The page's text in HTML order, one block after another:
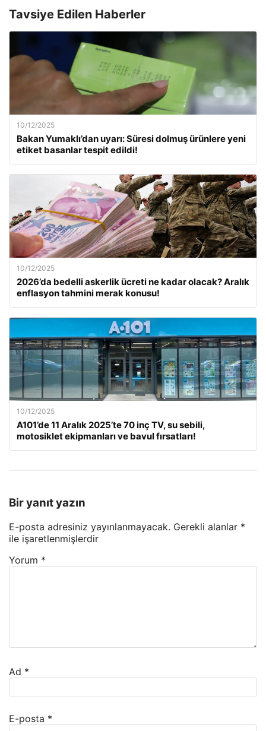
Tavsiye Edilen Haberler
10/12/2025
Bakan Yumaklı’dan uyarı: Süresi dolmuş ürünlere yeni
etiket basanlar tespit edildi!
10/12/2025
2026’da bedelli askerlik ücreti ne kadar olacak? Aralık
enflasyon tahmini merak konusu!
10/12/2025
A101’de 11 Aralık 2025’te 70 inç TV, su sebili,
motosiklet ekipmanları ve bavul fırsatları!
Bir yanıt yazın
E-posta adresiniz yayınlanmayacak. Gerekli alanlar *
ile işaretlenmişlerdir
Yorum *
Ad *
E-posta *